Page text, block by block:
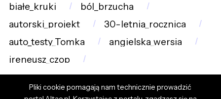
białe_kruki
ból_brzucha
autorski_projekt
30-letnia_rocznica
auto_testy_Tomka
angielska_wersja
ireneusz_czop
Pliki cookie pomagają nam technicznie prowadzić